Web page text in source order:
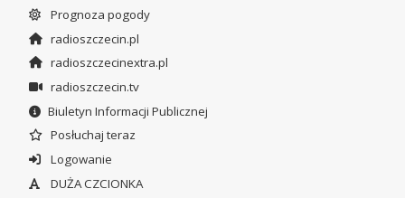
Prognoza pogody
radioszczecin.pl
radioszczecinextra.pl
radioszczecin.tv
Biuletyn Informacji Publicznej
Posłuchaj teraz
Logowanie
DUŻA CZCIONKA